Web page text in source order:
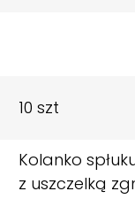
10 szt
Kolanko
z uszczelką